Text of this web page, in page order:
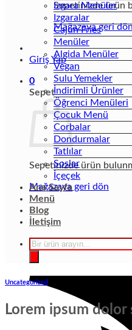
Sepetinizde ürün
Mağazaya geri
Giriş Yap
0
Sepet
Sepetinizde ürün
Mağazaya geri dön
Izgara Menüler
Izgaralar
Cajun Fries
Menüler
Algida Menüler
Vegan
Sulu Yemekler
İndirimli Ürünler
Öğrenci Menüleri
Çocuk Menü
Corbalar
Dondurmalar
Tatlılar
Soslar
İçeçek
Ana Sayfa
Menü
Blog
İletişim
Products
search
Uncategorized
Lorem ipsum dolor